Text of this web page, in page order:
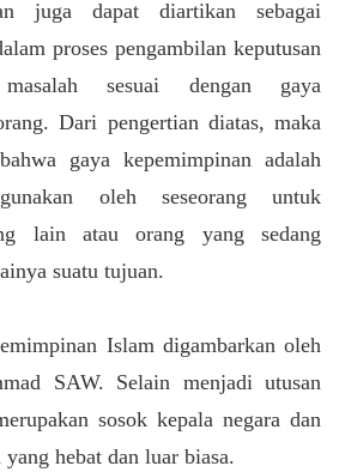
juga dapat diartikan sebagai
proses pengambilan keputusan
sesuai dengan gaya
Dari pengertian diatas, maka
gaya kepemimpinan adalah
oleh seseorang untuk
lain atau orang yang sedang
suatu tujuan.
Islam digambarkan oleh
SAW. Selain menjadi utusan
sosok kepala negara dan
hebat dan luar biasa.